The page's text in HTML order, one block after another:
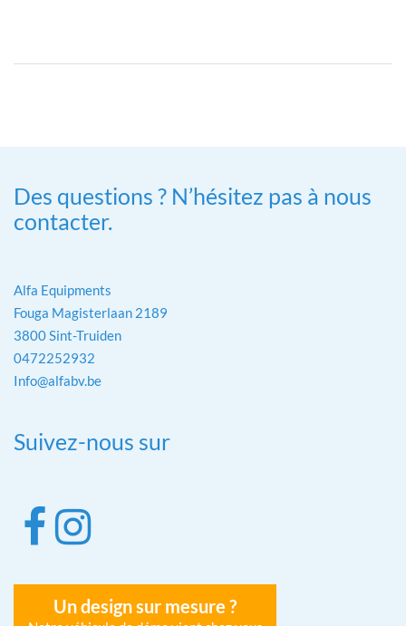
Des questions ? N’hésitez pas à nous
contacter.
Alfa Equipments
Fouga Magisterlaan 2189
3800 Sint-Truiden
0472252932
Info@alfabv.be
Suivez-nous sur
Un design sur mesure ?